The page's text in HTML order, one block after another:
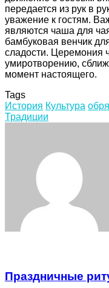
передается из рук в
уважение к гостям.
являются чаша для
бамбуковая венчик
сладости. Церемония
умиротворению,
момент настоящего.
Tags
История Культура
Традиции
Праздничные